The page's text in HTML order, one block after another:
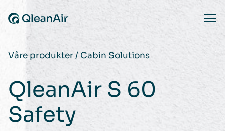
Våre produkter/ Cabin Solutions
QleanAir S 60
Safety